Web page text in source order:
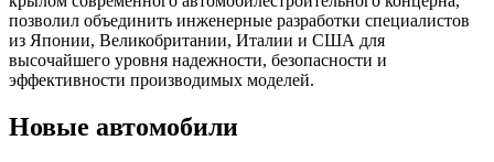
позволил объединить инженерные разработки специалистов
из Японии, Великобритании, Италии и США для
высочайшего уровня надежности, безопасности и
эффективности производимых моделей.
Новые автомобили